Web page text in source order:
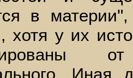
в
хотя у их